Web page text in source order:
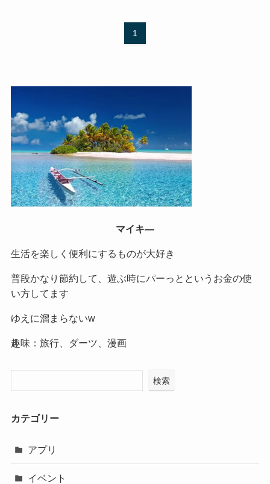
1
マイキ―
生活を楽しく便利にするものが大好き
普段かなり節約して、遊ぶ時にパーっとというお金の使
い方してます
ゆえに溜まらないw
趣味：旅行、ダーツ、漫画
検索
カテゴリー
アプリ
イベント